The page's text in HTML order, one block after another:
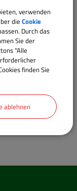
verwenden
die Cookie
Durch das
Sie der
"Alle
finden Sie
ablehnen